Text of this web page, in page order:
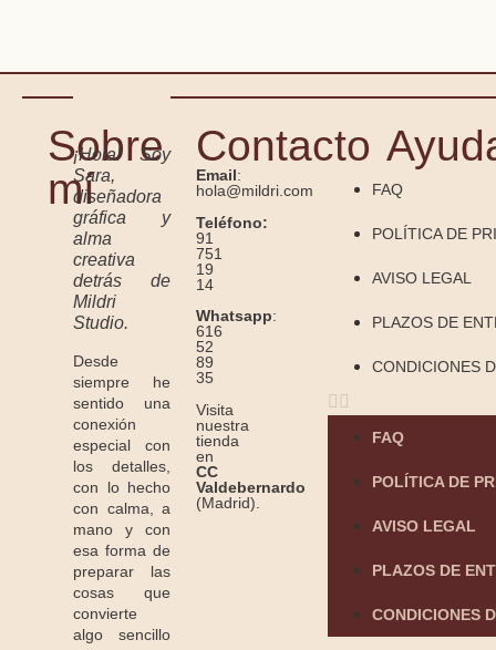
Sobre
mí
¡Hola! Soy
Sara,
diseñadora
gráfica y
alma
creativa
detrás de
Mildri
Studio.
Desde
siempre he
sentido una
conexión
especial con
los detalles,
con lo hecho
con calma, a
mano y con
esa forma de
preparar las
cosas que
convierte
algo sencillo
Contacto
Email:
hola@mildri.com
Teléfono:
91
751
19
14
Whatsapp:
616
52
89
35
Visita
nuestra
tienda
en
CC
Valdebernardo
(Madrid).
FAQ
POLÍTICA DE
AVISO LEGAL
PLAZOS DE
CONDICIONES
FAQ
POLÍTICA DE
AVISO LEGAL
PLAZOS DE
CONDICIONES